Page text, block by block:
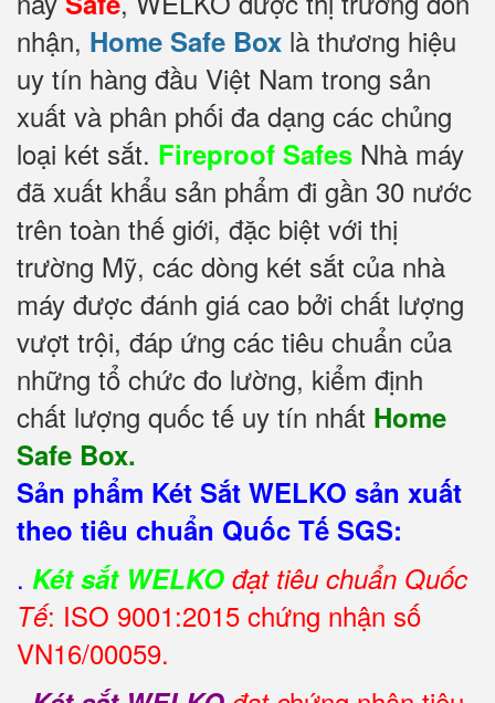
nhận, Home Safe Box là thương hiệu
uy tín hàng đầu Việt Nam trong sản
xuất và phân phối đa dạng các chủng
loại két sắt. Fireproof Safes Nhà máy
đã xuất khẩu sản phẩm đi gần 30 nước
trên toàn thế giới, đặc biệt với thị
trường Mỹ, các dòng két sắt của nhà
máy được đánh giá cao bởi chất lượng
vượt trội, đáp ứng các tiêu chuẩn của
những tổ chức đo lường, kiểm định
chất lượng quốc tế uy tín nhất Home
Safe Box.
Sản phẩm Két Sắt WELKO sản xuất
theo tiêu chuẩn Quốc Tế SGS:
. Két sắt WELKO đạt tiêu chuẩn Quốc
Tế: ISO 9001:2015 chứng nhận số
VN16/00059.